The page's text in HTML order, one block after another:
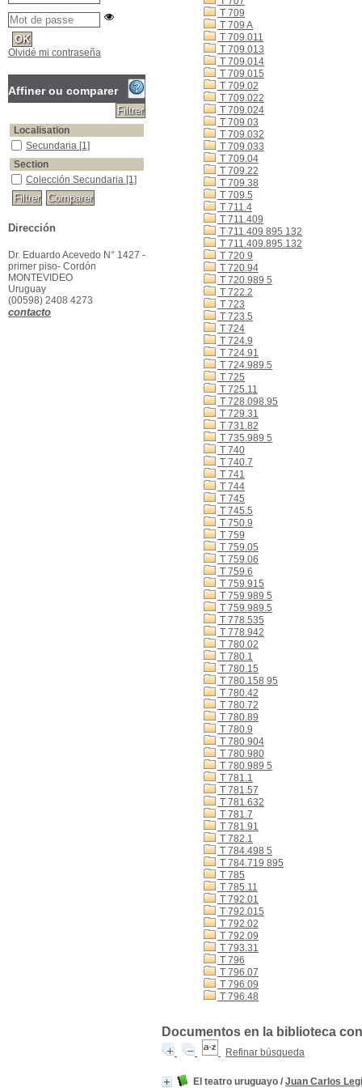
T 709
T 709 A
T 709.011
T 709.013
T 709.014
T 709.015
T 709.02
T 709.022
T 709.024
T 709.03
T 709.032
T 709.033
T 709.04
T 709.22
T 709.38
T 709.5
T 711.4
T 711.409
T 711.409 895 132
T 711.409.895.132
T 720.9
T 720.94
T 720.989 5
T 722.2
T 723
T 723.5
T 724
T 724.9
T 724.91
T 724.989.5
T 725
T 725.11
T 728.098.95
T 729.31
T 731.82
T 735.989 5
T 740
T 740.7
T 741
T 744
T 745
T 745.5
T 750.9
T 759
T 759.05
T 759.06
T 759.6
T 759.915
T 759.989 5
T 759.989.5
T 778.535
T 778.942
T 780.02
T 780.1
T 780.15
T 780.158 95
T 780.42
T 780.72
T 780.89
T 780.9
T 780.904
T 780.980
T 780.989 5
T 781.1
T 781.57
T 781.632
T 781.7
T 781.91
T 782.1
T 784.498 5
T 784.719 895
T 785
T 785.11
T 792.01
T 792.015
T 792.02
T 792.09
T 793.31
T 796
T 796.07
T 796.09
T 796.48
Documentos en la biblioteca
Refinar búsqueda
El teatro uruguayo / Juan Carlos
Olvidé mi contraseña
Affiner ou comparer
Localisation
Secundaria [1]
Section
Colección Secundaria [1]
Dirección
Dr. Eduardo Acevedo N° 1427 -
primer piso- Cordón
MONTEVIDEO
Uruguay
(00598) 2408 4273
contacto